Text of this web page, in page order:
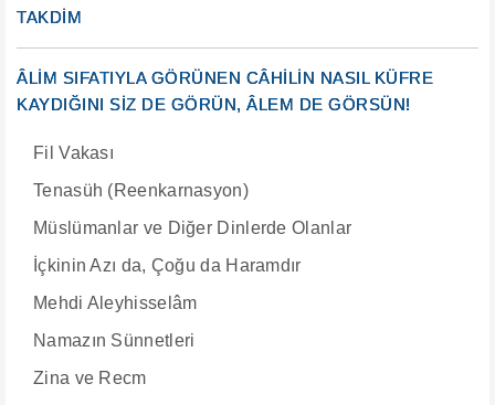
TAKDİM
ÂLİM SIFATIYLA GÖRÜNEN CÂHİLİN NASIL KÜFRE
KAYDIĞINI SİZ DE GÖRÜN, ÂLEM DE GÖRSÜN!
Fil Vakası
Tenasüh (Reenkarnasyon)
Müslümanlar ve Diğer Dinlerde Olanlar
İçkinin Azı da, Çoğu da Haramdır
Mehdi Aleyhisselâm
Namazın Sünnetleri
Zina ve Recm